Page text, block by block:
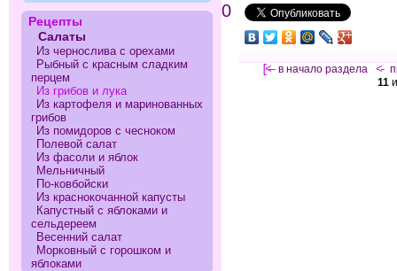
0
[<— в начало раздела <-
11
Рецепты
Салаты
Из чернослива с орехами
Рыбный с красным сладким
перцем
Из грибов и лука
Из картофеля и маринованных
грибов
Из помидоров с чесноком
Полевой салат
Из фасоли и яблок
Мельничный
По-ковбойски
Из краснокочанной капусты
Капустный с яблоками и
сельдереем
Весенний салат
Морковный с горошком и
яблоками